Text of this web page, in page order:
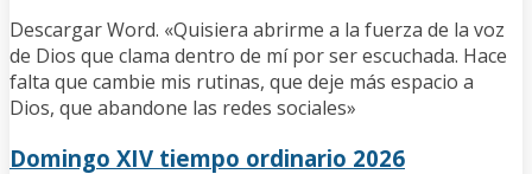
Descargar Word. «Quisiera abrirme a la fuerza de la voz
de Dios que clama dentro de mí por ser escuchada. Hace
falta que cambie mis rutinas, que deje más espacio a
Dios, que abandone las redes sociales»
Domingo XIV tiempo ordinario 2026